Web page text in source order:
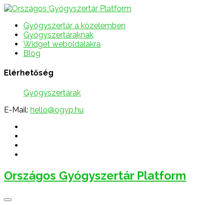
Gyógyszertár a közelemben
Gyógyszertáraknak
Widget weboldalakra
Blog
Elérhetőség
Gyógyszertárak
E-Mail: hello@ogyp.hu
Országos Gyógyszertár Platform